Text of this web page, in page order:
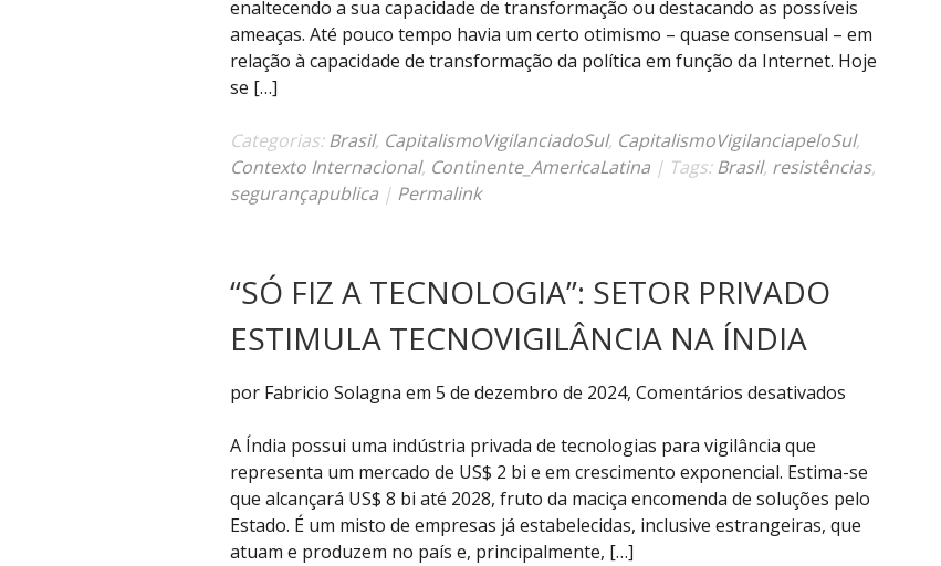
para
reconfigurar
as
Sul
enaltecendo a sua capacidade de transformação ou destacando as possíveis
ameaças. Até pouco tempo havia um certo otimismo – quase consensual – em
relação à capacidade de transformação da política em função da Internet. Hoje
se […]
Categorias:Brasil, CapitalismoVigilanciadoSul, CapitalismoVigilanciapeloSul,
Contexto Internacional, Continente_AmericaLatina | Tags:Brasil, resistências,
segurançapublica | Permalink
“SÓ FIZ A TECNOLOGIA”: SETOR PRIVADO
ESTIMULA TECNOVIGILÂNCIA NA ÍNDIA
por Fabricio Solagna em 5 de dezembro de 2024, Comentários desativados
a
tecnologia”:
setor
A Índia possui uma indústria privada de tecnologias para vigilância que
representa um mercado de US$ 2 bi e em crescimento exponencial. Estima-se
que alcançará US$ 8 bi até 2028, fruto da maciça encomenda de soluções pelo
Estado. É um misto de empresas já estabelecidas, inclusive estrangeiras, que
atuam e produzem no país e, principalmente, […]